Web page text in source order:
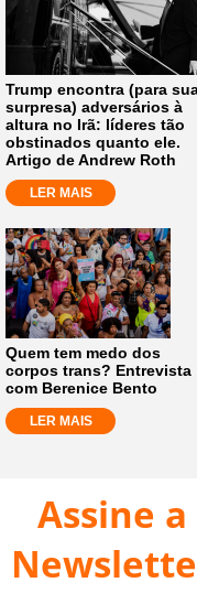
Trump encontra (para
surpresa) adversários à
altura no Irã: líderes tão
obstinados quanto ele.
Artigo de Andrew Roth
LER MAIS
Quem tem medo dos
corpos trans? Entrevista
com Berenice Bento
LER MAIS
Assine a